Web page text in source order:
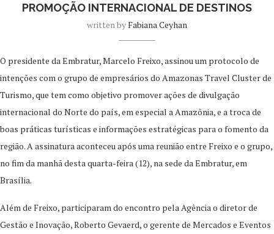
PROMOÇÃO INTERNACIONAL DE DESTINOS
written byFabiana Ceyhan
O presidente da Embratur, Marcelo Freixo, assinou um protocolo de
intenções com o grupo de empresários do Amazonas Travel Cluster de
Turismo, que tem como objetivo promover ações de divulgação
internacional do Norte do país, em especial a Amazônia, e a troca de
boas práticas turísticas e informações estratégicas para o fomento da
região. A assinatura aconteceu após uma reunião entre Freixo e o grupo,
no fim da manhã desta quarta-feira (12), na sede da Embratur, em
Brasília.
Além de Freixo, participaram do encontro pela Agência o diretor de
Gestão e Inovação, Roberto Gevaerd, o gerente de Mercados e Eventos